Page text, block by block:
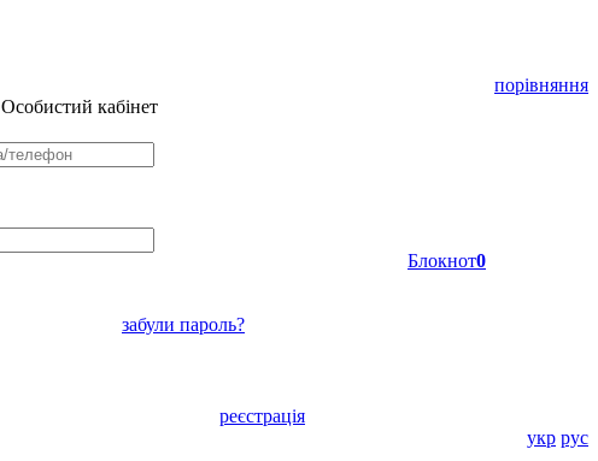
порівняння
Особистий кабінет
забули пароль?
реєстрація
Блокнот0
укр рус